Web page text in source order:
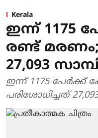
Kerala
ഇന്ന് 1175
രണ്ട്
27,093
ഇന്ന് 1175 പേർക്ക്
പരിശോധിച്ചത്